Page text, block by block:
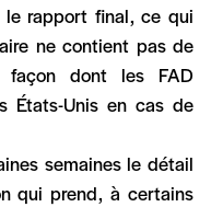
le rapport final, ce qui
ne contient pas de
façon dont les FAD
États-Unis en cas de
semaines le détail
qui prend, à certains